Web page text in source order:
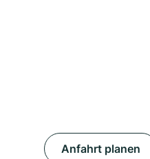
Anfahrt planen